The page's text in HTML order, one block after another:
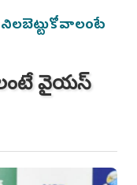
వైయ‌స్